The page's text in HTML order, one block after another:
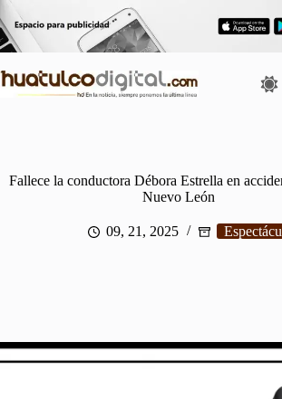
al
contenido
Fallece la conductora Débora Estrella en
Nuevo León
09, 21, 2025